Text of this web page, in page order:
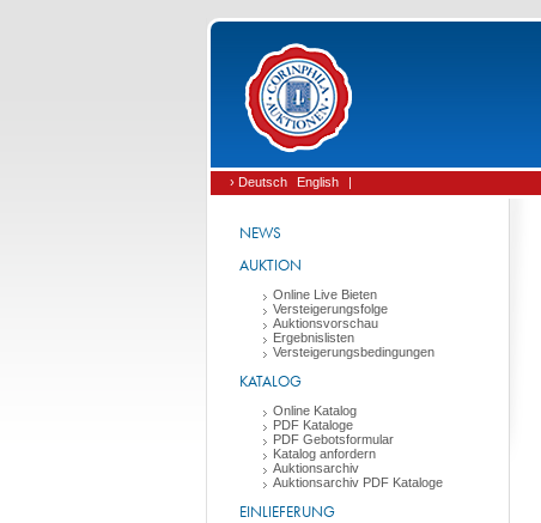
› Deutsch English |
NEWS
AUKTION
Online Live Bieten
Versteigerungsfolge
Auktionsvorschau
Ergebnislisten
Versteigerungsbedingungen
KATALOG
Online Katalog
PDF Kataloge
PDF Gebotsformular
Katalog anfordern
Auktionsarchiv
Auktionsarchiv PDF Kataloge
EINLIEFERUNG